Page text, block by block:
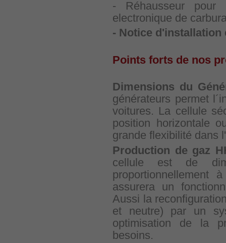
- Réhausseur
electronique de
- Notice d'installation
Points forts de nos
Dimensions du
générateurs permet
voitures. La cellule
position horizontale
grande flexibilité dans
Production de gaz
cellule est de
assurera un
Aussi la
et neutre) par un
optimisation de la
besoins.